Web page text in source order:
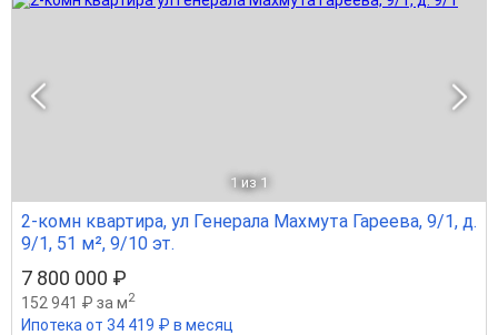
1 из 1
2-комн квартира, ул Генерала Махмута Гареева, 9/1, д.
9/1, 51 м², 9/10 эт.
7 800 000 ₽
152 941 ₽ за м2
Ипотека от 34 419 ₽ в месяц